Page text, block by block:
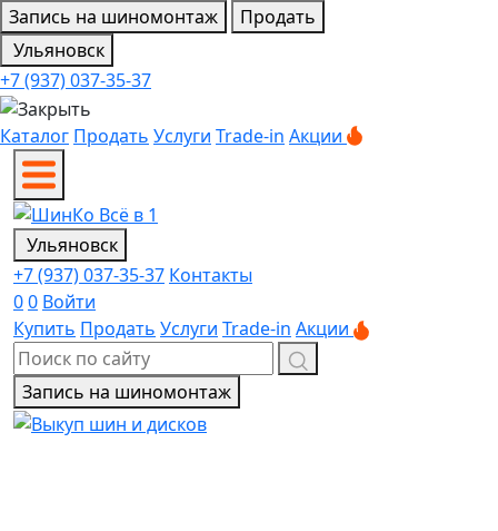
Запись на шиномонтаж
Продать
Ульяновск
+7 (937) 037-35-37
Каталог Продать Услуги Trade-in Акции
Ульяновск
+7 (937) 037-35-37 Контакты
00 Войти
Купить Продать Услуги Trade-in Акции
Запись на шиномонтаж